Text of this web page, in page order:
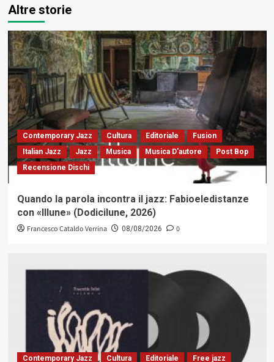
Altre storie
Contemporary Jazz Cultura Editoriale
Fusion
Italian Jazz
Jazz Musica Musica D'autore
Post Bop
Recensione Dischi
Quando la parola incontra il jazz: Fabioeledistanze
con «Illune» (Dodicilune, 2026)
Francesco Cataldo Verrina 08/08/2026 0
Contemporary Jazz Cultura Editoriale Free jazz